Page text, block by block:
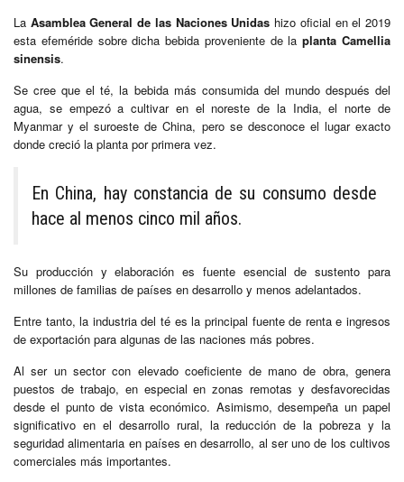
La Asamblea General de las Naciones Unidas hizo oficial en el 2019
esta efeméride sobre dicha bebida proveniente de laplanta Camellia
sinensis.
Se cree que el té, la bebida más consumida del mundo después del
agua, se empezó a cultivar en el noreste de la India, el norte de
Myanmar y el suroeste de China, pero se desconoce el lugar exacto
donde creció la planta por primera vez.
En China, hay constancia de su consumo desde
hace al menos cinco mil años.
Su producción y elaboración es fuente esencial de sustento para
millones de familias de países en desarrollo y menos adelantados.
Entre tanto, la industria del té es la principal fuente de renta e ingresos
de exportación para algunas de las naciones más pobres.
Al ser un sector con elevado coeficiente de mano de obra, genera
puestos de trabajo, en especial en zonas remotas y desfavorecidas
desde el punto de vista económico. Asimismo, desempeña un papel
significativo en el desarrollo rural, la reducción de la pobreza y la
seguridad alimentaria en países en desarrollo, al ser uno de los cultivos
comerciales más importantes.